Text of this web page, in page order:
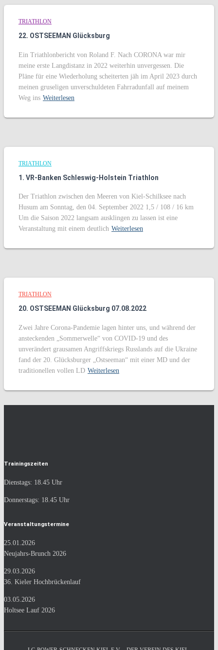
TRIATHLON
22. OSTSEEMAN Glücksburg
Ein Triathlonbericht von Roland F. Nach CORONA war mir
meine erste Langdistanz in 2022 weiterhin unvergessen. Die
Pläne für eine Wiederholung scheiterten jäh im April 2023 durch
meinen gruseligen unverschuldeten Fahrradunfall auf meinem
Weg ins Weiterlesen
TRIATHLON
1. VR-Banken Schleswig-Holstein Triathlon
Der Triathlon zwischen den Meeren von Kiel-Schilksee nach
Husum am Sonntag, den 04. September 2022 1,5 / 108 / 16 km
Um die Saison 2022 langsam ausklingen zu lassen ist eine
Veranstaltung mit einem deutlich Weiterlesen
TRIATHLON
20. OSTSEEMAN Glücksburg 07.08.2022
Zwei Jahre Corona-Pandemie lagen hinter uns, und während der
ansteckenden „Sommerwelle“ von COVID-19 und des
unverändert grausamen Angriffskriegs Russlands auf die Ukraine
fand der 20. Glücksburger „Ostseeman“ mit einer MD und der
traditionellen vollen LD Weiterlesen
Trainingszeiten
Dienstags: 18.45 Uhr
Donnerstags: 18.45 Uhr
Veranstaltungstermine
25.01.2026
Neujahrs-Brunch 2026
29.03.2026
36. Kieler Hochbrückenlauf
03.05.2026
Holtsee Lauf 2026